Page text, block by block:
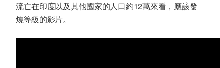
流亡在印度以及其他國家的人口約12萬來看，應該發
燒等級的影片。